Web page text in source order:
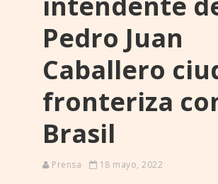
Pedro Juan
Caballero
fronteriza
Brasil
Prensa 18 mayo, 2022